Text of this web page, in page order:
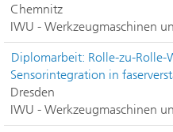
Chemnitz
IWU - Werkzeugmaschinen
Diplomarbeit: Rolle-zu-Rolle-
Sensorintegration in
Dresden
IWU - Werkzeugmaschinen